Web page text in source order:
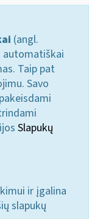
(angl.
automatiškai
Taip pat
Savo
Slapukų
ir įgalina
slapukų